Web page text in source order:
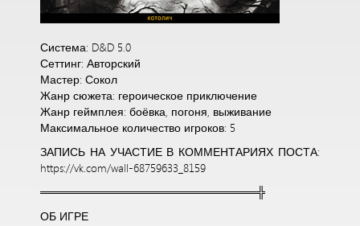
Система: D&D 5.0
Сеттинг: Авторский
Мастер: Сокол
Жанр сюжета: героическое приключение
Жанр геймплея: боёвка, погоня, выживание
Максимальное количество игроков: 5
ЗАПИСЬ НА УЧАСТИЕ В КОММЕНТАРИЯХ ПОСТА:
https://vk.com/wall-68759633_8159
═══════════════════════════╬
ОБ ИГРЕ